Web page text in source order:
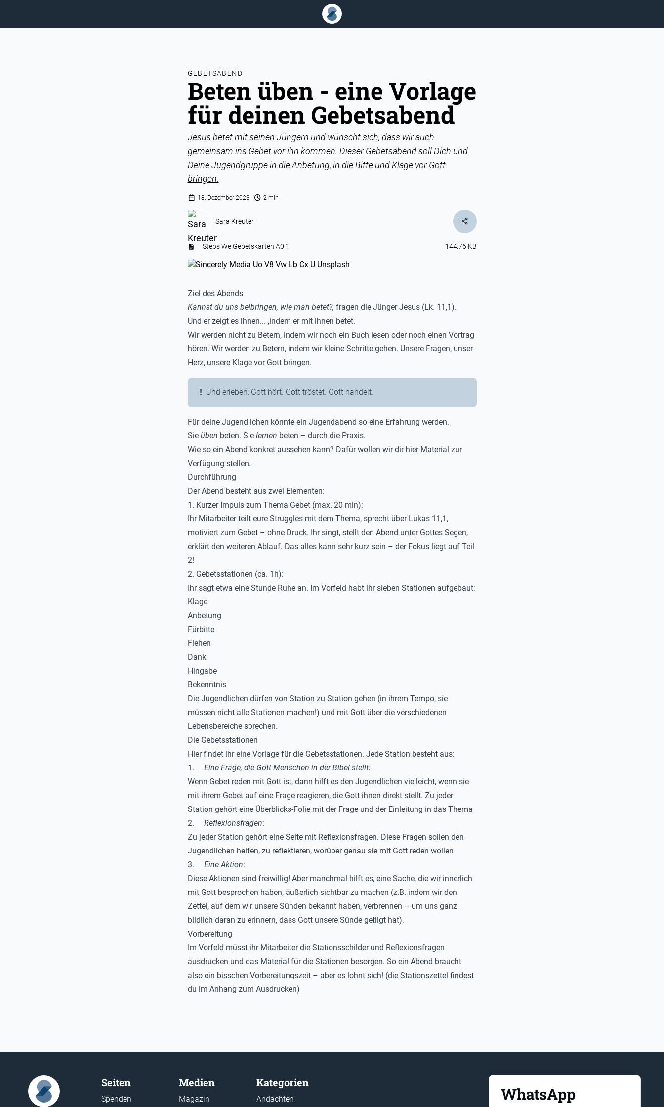
GEBETSABEND
Beten üben - eine Vorlage
für deinen Gebetsabend
Jesus betet mit seinen Jüngern und wünscht sich, dass wir auch
gemeinsam ins Gebet vor ihn kommen. Dieser Gebetsabend soll Dich und
Deine Jugendgruppe in die Anbetung, in die Bitte und Klage vor Gott
bringen.
calendar_today 18. Dezember 2023 schedule 2 min
Sara Kreuter share
Steps We Gebetskarten A0 1 144.76 KB
Ziel des Abends
Kannst du uns beibringen, wie man betet?, fragen die Jünger Jesus (Lk. 11,1).
Und er zeigt es ihnen... ,indem er mit ihnen betet.
Wir werden nicht zu Betern, indem wir noch ein Buch lesen oder noch einen Vortrag
hören. Wir werden zu Betern, indem wir kleine Schritte gehen. Unsere Fragen, unser
Herz, unsere Klage vor Gott bringen.
Und erleben: Gott hört. Gott tröstet. Gott handelt.
Für deine Jugendlichen könnte ein Jugendabend so eine Erfahrung werden.
Sie üben beten. Sie lernen beten – durch die Praxis.
Wie so ein Abend konkret aussehen kann? Dafür wollen wir dir hier Material zur
Verfügung stellen.
Durchführung
Der Abend besteht aus zwei Elementen:
1. Kurzer Impuls zum Thema Gebet (max. 20 min):
Ihr Mitarbeiter teilt eure Struggles mit dem Thema, sprecht über Lukas 11,1,
motiviert zum Gebet – ohne Druck. Ihr singt, stellt den Abend unter Gottes Segen,
erklärt den weiteren Ablauf. Das alles kann sehr kurz sein – der Fokus liegt auf Teil
2!
2. Gebetsstationen (ca. 1h):
Ihr sagt etwa eine Stunde Ruhe an. Im Vorfeld habt ihr sieben Stationen aufgebaut:
Klage
Anbetung
Fürbitte
Flehen
Dank
Hingabe
Bekenntnis
Die Jugendlichen dürfen von Station zu Station gehen (in ihrem Tempo, sie
müssen nicht alle Stationen machen!) und mit Gott über die verschiedenen
Lebensbereiche sprechen.
Die Gebetsstationen
Hier findet ihr eine Vorlage für die Gebetsstationen. Jede Station besteht aus:
1. Eine Frage, die Gott Menschen in der Bibel stellt:
Wenn Gebet reden mit Gott ist, dann hilft es den Jugendlichen vielleicht, wenn sie
mit ihrem Gebet auf eine Frage reagieren, die Gott ihnen direkt stellt. Zu jeder
Station gehört eine Überblicks-Folie mit der Frage und der Einleitung in das Thema
2. Reflexionsfragen:
Zu jeder Station gehört eine Seite mit Reflexionsfragen. Diese Fragen sollen den
Jugendlichen helfen, zu reflektieren, worüber genau sie mit Gott reden wollen
3. Eine Aktion:
Diese Aktionen sind freiwillig! Aber manchmal hilft es, eine Sache, die wir innerlich
mit Gott besprochen haben, äußerlich sichtbar zu machen (z.B. indem wir den
Zettel, auf dem wir unsere Sünden bekannt haben, verbrennen – um uns ganz
bildlich daran zu erinnern, dass Gott unsere Sünde getilgt hat).
Vorbereitung
Im Vorfeld müsst ihr Mitarbeiter die Stationsschilder und Reflexionsfragen
ausdrucken und das Material für die Stationen besorgen. So ein Abend braucht
also ein bisschen Vorbereitungszeit – aber es lohnt sich! (die Stationszettel findest
du im Anhang zum Ausdrucken)
Seiten
Spenden
Medien
Magazin
Kategorien
Andachten WhatsApp